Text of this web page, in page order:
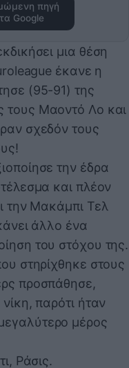
πηγή
Google
μια θέση
έκανε η
(95-91) της
τους Μαοντό Λο και
σχεδόν τους
την έδρα
και πλέον
την Μακάμπι Τελ
άλλο ένα
του στόχου της.
στηρίχθηκε στους
προσπάθησε,
παρότι ήταν
μέρος
Ράσις.